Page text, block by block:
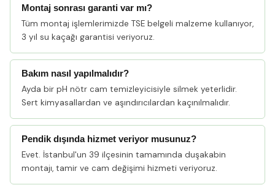
Montaj sonrası garanti var mı?
Tüm montaj işlemlerimizde TSE belgeli malzeme kullanıyor,
3 yıl su kaçağı garantisi veriyoruz.
Bakım nasıl yapılmalıdır?
Ayda bir pH nötr cam temizleyicisiyle silmek yeterlidir.
Sert kimyasallardan ve aşındırıcılardan kaçınılmalıdır.
Pendik dışında hizmet veriyor musunuz?
Evet. İstanbul'un 39 ilçesinin tamamında duşakabin
montajı, tamir ve cam değişimi hizmeti veriyoruz.